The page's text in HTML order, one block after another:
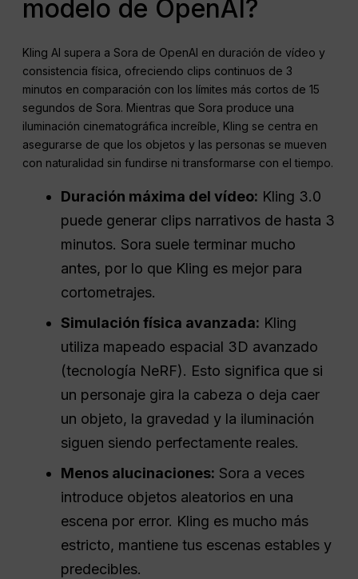
modelo de OpenAI?
Kling AI supera a Sora de OpenAI en duración de vídeo y
consistencia física, ofreciendo clips continuos de 3
minutos en comparación con los límites más cortos de 15
segundos de Sora. Mientras que Sora produce una
iluminación cinematográfica increíble, Kling se centra en
asegurarse de que los objetos y las personas se mueven
con naturalidad sin fundirse ni transformarse con el tiempo.
Duración máxima del vídeo: Kling 3.0
puede generar clips narrativos de hasta 3
minutos. Sora suele terminar mucho
antes, por lo que Kling es mejor para
cortometrajes.
Simulación física avanzada: Kling
utiliza mapeado espacial 3D avanzado
(tecnología NeRF). Esto significa que si
un personaje gira la cabeza o deja caer
un objeto, la gravedad y la iluminación
siguen siendo perfectamente reales.
Menos alucinaciones: Sora a veces
introduce objetos aleatorios en una
escena por error. Kling es mucho más
estricto, mantiene tus escenas estables y
predecibles.